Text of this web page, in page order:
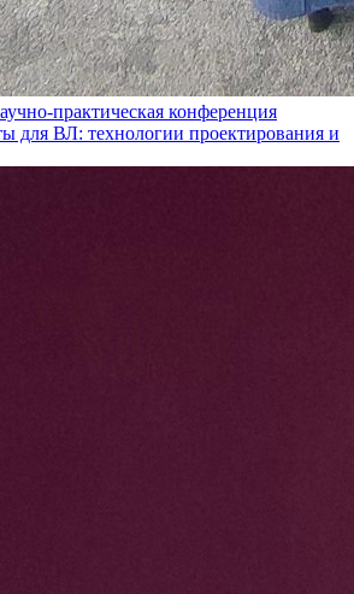
практическая конференция
для ВЛ: технологии проектирования и